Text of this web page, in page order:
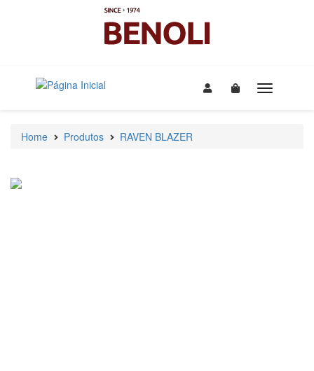
Home Produtos RAVEN BLAZER